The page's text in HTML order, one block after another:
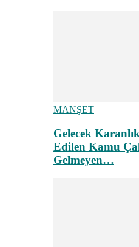
MANŞET
Gelecek
Edilen Kamu
Gelmeyen…